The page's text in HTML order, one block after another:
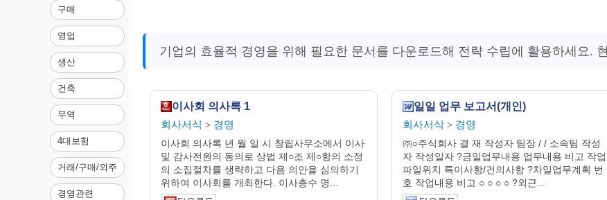
구매
영업
생산
건축
무역
4대보험
거래/구매/외주
경영관련
기업의 효율적 경영을 위해 필요한 문서를 다운로드해 전략 수립에 활용하세요.
이사회 의사록 1
회사서식 > 경영
이사회 의사록 년 월 일 시 창립사무소에서 이사
및 감사전원의 동의로 상법 제○조 제○항의 소정
의 소집절차를 생략하고 다음 의안을 심의하기
위하여 이사회를 개최한다. 이사총수 명...
일일 업무 보고서(개인)
회사서식 > 경영
㈜○주식회사 결 재 작성자 팀장 / / 소속팀 작성
자 작성일자 ?금일업무내용 업무내용 비고 작업
파일위치 특이사항/건의사항 ?차일업무계획 번
호 작업내용 비고 ○ ○ ○ ○ ?외근...